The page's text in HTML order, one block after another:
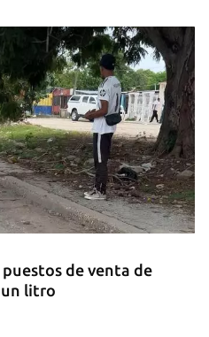
de venta de
un litro